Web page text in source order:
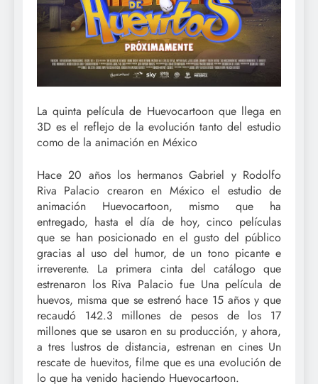
La quinta película de Huevocartoon que llega en
3D es el reflejo de la evolución tanto del estudio
como de la animación en México
Hace 20 años los hermanos Gabriel y Rodolfo
Riva Palacio crearon en México el estudio de
animación Huevocartoon, mismo que ha
entregado, hasta el día de hoy, cinco películas
que se han posicionado en el gusto del público
gracias al uso del humor, de un tono picante e
irreverente. La primera cinta del catálogo que
estrenaron los Riva Palacio fue Una película de
huevos, misma que se estrenó hace 15 años y que
recaudó 142.3 millones de pesos de los 17
millones que se usaron en su producción, y ahora,
a tres lustros de distancia, estrenan en cines Un
rescate de huevitos, filme que es una evolución de
lo que ha venido haciendo Huevocartoon.